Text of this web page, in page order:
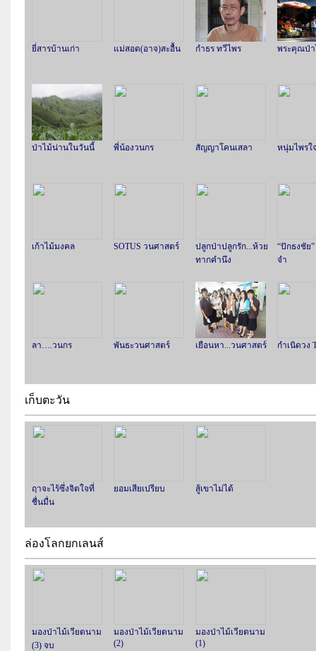
ยี่สารบ้านเก่า แม่สอด(อาจ)สะอื้น กำธร ทวีไพร พระคุณป่
ป่าไม้น่านในวันนี้ พี่น้องวนกร สัญญาโคนเสลา หนุ่มไพรใ
เก้าไม้มงคล SOTUS วนศาสตร์
ปลูกป่าปลูกรัก...ห้วย
ทากคำนึง
“ปักธงชัย
จำ
ลา….วนกร พันธะวนศาสตร์ เยือนหา...วนศาสตร์ กำเนิดวง
เก็บตะวัน
ฤาจะไร้ซึ่งจิตใจที่
ชื่นมื่น
ยอมเสียเปรียบ สู้เขาไม่ได้
ล่องโลกยกเลนส์
มองป่าไม้เวียตนาม
(3) จบ
มองป่าไม้เวียตนาม
(2)
มองป่าไม้เวียตนาม
(1)